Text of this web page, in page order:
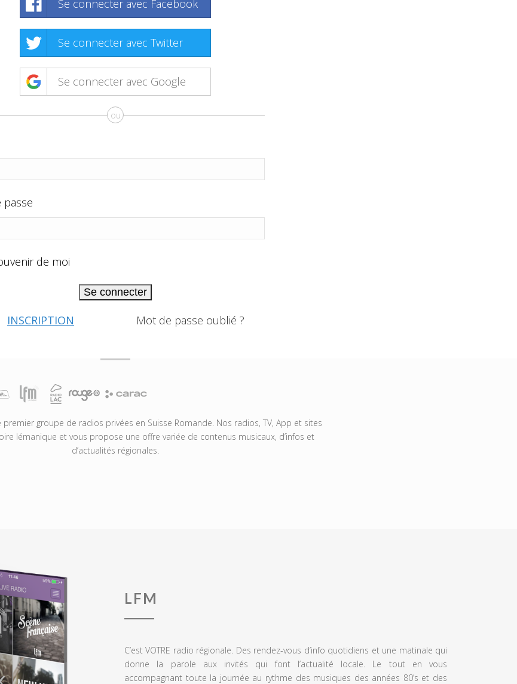
Se connecter avec Facebook
Se connecter avec Twitter
Se connecter avec Google
ou
passe
de moi
Se connecter
INSCRIPTION Mot de passe oublié ?
groupe de radios privées en Suisse Romande. Nos radios, TV, App et sites
lémanique et vous propose une offre variée de contenus musicaux, d’infos et
d’actualités régionales.
LFM
C’est VOTRE radio régionale. Des rendez-vous d’info quotidiens et une matinale qui
donne la parole aux invités qui font l’actualité locale. Le tout en vous
accompagnant toute la journée au rythme des musiques des années 80’s et des